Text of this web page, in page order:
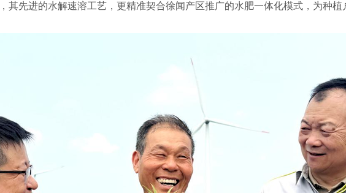
其先进的水解速溶工艺，更精准契合徐闻产区推广的水肥一体化模式，为种植